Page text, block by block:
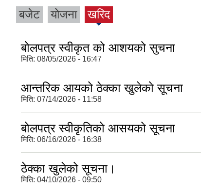
बजेट योजना खरिद
बोलपत्र स्वीकृत को आशयको सुचना
मिति: 08/05/2026 - 16:47
आन्तरिक आयको ठेक्का खुलेको सूचना
मिति: 07/14/2026 - 11:58
बोलपत्र स्वीकृतिको आसयको सूचना
मिति: 06/16/2026 - 16:38
ठेक्का खुलेको सूचना।
मिति: 04/10/2026 - 09:50